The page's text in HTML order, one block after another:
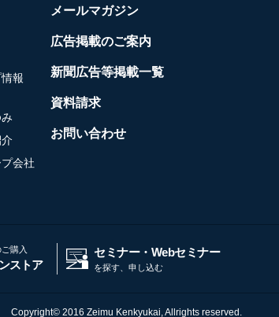
報
会社
メールマガジン
広告掲載のご案内
新聞広告等掲載一覧
資料請求
お問い合わせ
購入
ストア
セミナー・Webセミナー
を探す、申し込む
Copyright© 2016 Zeimu Kenkyukai, Allrights reserved.